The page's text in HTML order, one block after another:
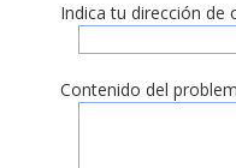
Indica tu dirección de
Contenido del